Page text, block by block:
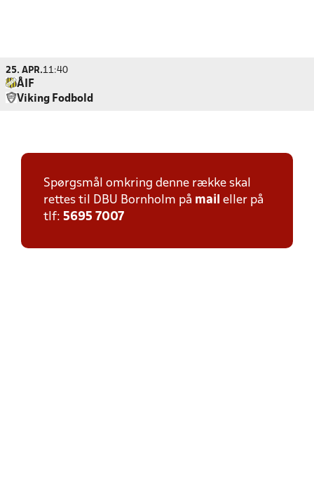
25. APR.11:40
ÅIF
Viking Fodbold
Spørgsmål omkring denne række skal
rettes til DBU Bornholm på mail eller på
tlf: 5695 7007